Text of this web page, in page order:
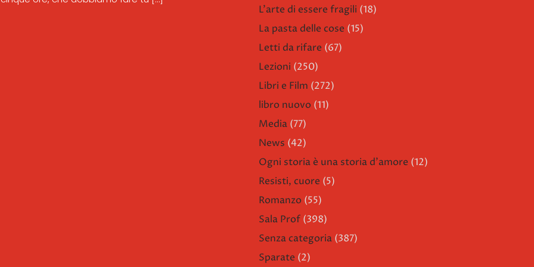
L'arte di essere fragili (18)
La pasta delle cose (15)
Letti da rifare (67)
Lezioni (250)
Libri e Film (272)
libro nuovo (11)
Media (77)
News (42)
Ogni storia è una storia d'amore (12)
Resisti, cuore (5)
Romanzo (55)
Sala Prof (398)
Senza categoria (387)
Sparate (2)